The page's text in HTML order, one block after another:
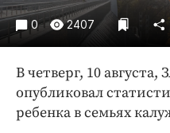
Экономика и
ПРОЕКТЫ
Блоги
Издания
Медиаперсона
0 2407
В четверг, 10
опубликовал
ребенка в семьях